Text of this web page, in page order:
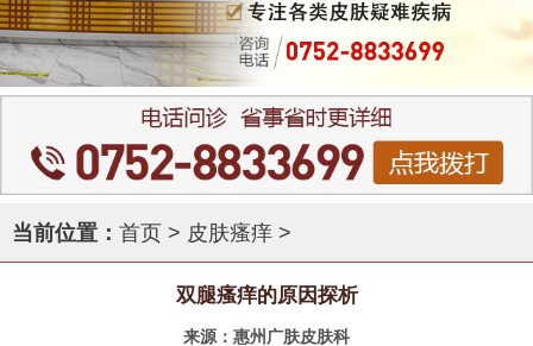
当前位置： 首页> 皮肤瘙痒>
双腿瘙痒的原因探析
来源：惠州广肤皮肤科